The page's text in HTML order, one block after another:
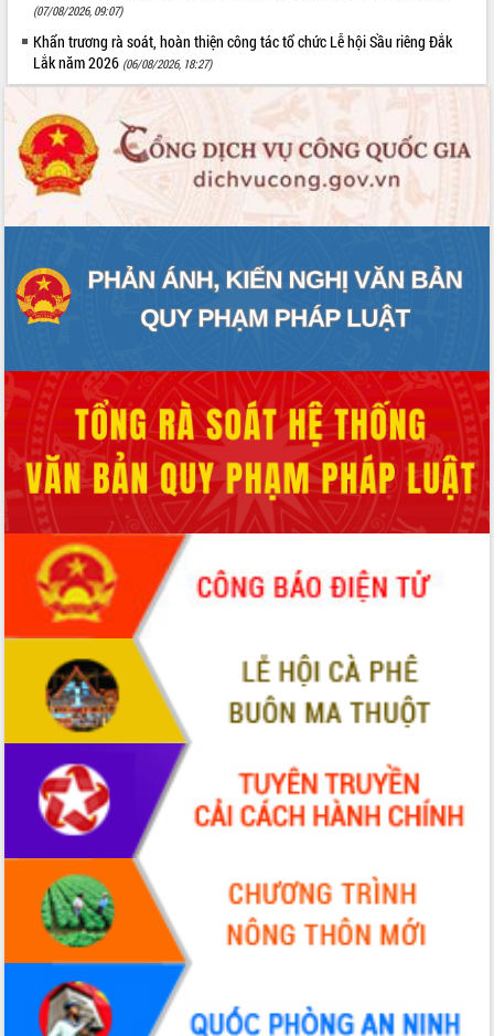
(07/08/2026, 09:07)
Khẩn trương rà soát, hoàn thiện công tác tổ chức Lễ hội Sầu riêng Đắk
Lắk năm 2026 (06/08/2026, 18:27)